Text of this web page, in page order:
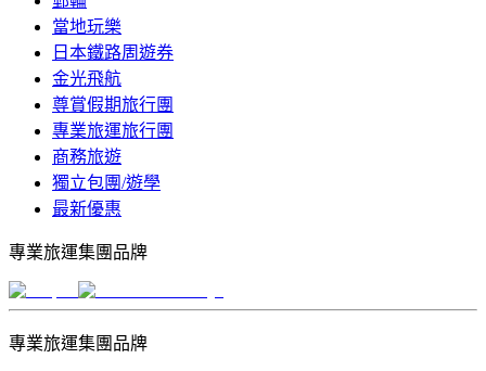
當地玩樂
日本鐵路周遊券
金光飛航
尊賞假期旅行團
專業旅運旅行團
商務旅遊
獨立包團/遊學
最新優惠
專業旅運集團品牌
專業旅運集團品牌